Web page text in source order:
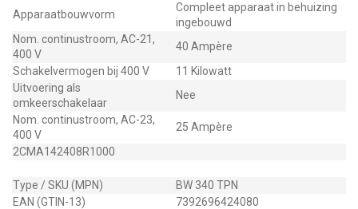
Apparaatbouwvorm
Compleet apparaat in behuizing
ingebouwd
Nom. continustroom, AC-21,
400 V
40 Ampère
Schakelvermogen bij 400 V
11 Kilowatt
Uitvoering als
omkeerschakelaar
Nee
Nom. continustroom, AC-23,
400 V
25 Ampère
2CMA142408R1000
Type / SKU (MPN)
BW 340 TPN
EAN (GTIN-13)
7392696424080